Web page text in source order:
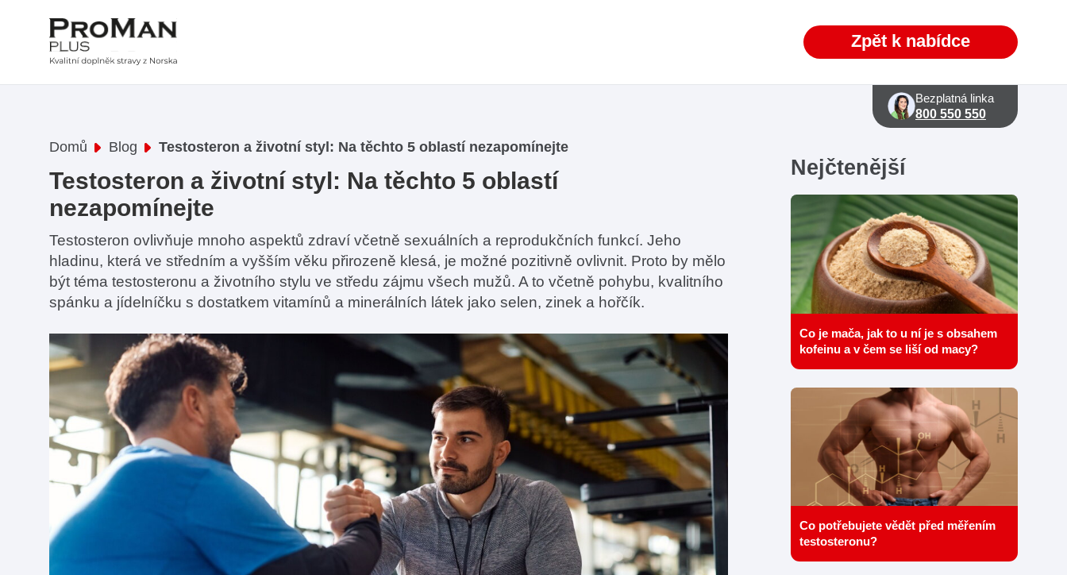
Zpět k nabídce
Bezplatná linka
800 550 550
Domů Blog Testosteron a životní styl: Na těchto 5 oblastí nezapomínejte
Testosteron a životní styl: Na těchto 5 oblastí
nezapomínejte
Testosteron ovlivňuje mnoho aspektů zdraví včetně sexuálních a reprodukčních funkcí. Jeho
hladinu, která ve středním a vyšším věku přirozeně klesá, je možné pozitivně ovlivnit. Proto by mělo
být téma testosteronu a životního stylu ve středu zájmu všech mužů. A to včetně pohybu, kvalitního
spánku a jídelníčku s dostatkem vitamínů a minerálních látek jako selen, zinek a hořčík.
Nejčtenější
Co je mača, jak to u ní je s obsahem
kofeinu a v čem se liší od macy?
Co potřebujete vědět před měřením
testosteronu?